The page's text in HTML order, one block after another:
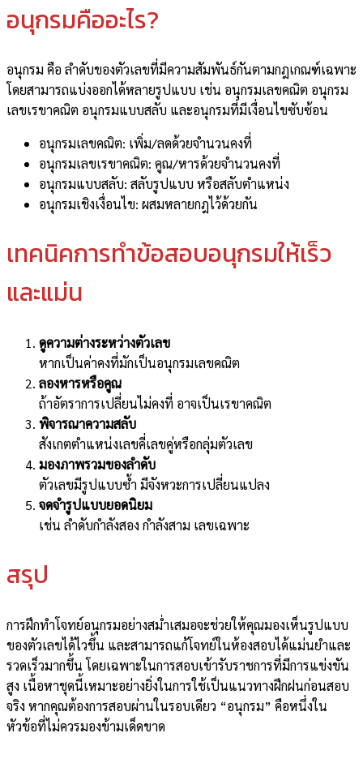
อนุกรมคืออะไร?
อนุกรม คือ ลำดับของตัวเลขที่มีความสัมพันธ์กันตามกฎเกณฑ์เฉพาะ
โดยสามารถแบ่งออกได้หลายรูปแบบ เช่น อนุกรมเลขคณิต อนุกรม
เลขเรขาคณิต อนุกรมแบบสลับ และอนุกรมที่มีเงื่อนไขซับซ้อน
อนุกรมเลขคณิต: เพิ่ม/ลดด้วยจำนวนคงที่
อนุกรมเลขเรขาคณิต: คูณ/หารด้วยจำนวนคงที่
อนุกรมแบบสลับ: สลับรูปแบบ หรือสลับตำแหน่ง
อนุกรมเชิงเงื่อนไข: ผสมหลายกฎไว้ด้วยกัน
เทคนิคการทำข้อสอบอนุกรมให้เร็ว
และแม่น
ดูความต่างระหว่างตัวเลข
หากเป็นค่าคงที่มักเป็นอนุกรมเลขคณิต
ลองหารหรือคูณ
ถ้าอัตราการเปลี่ยนไม่คงที่ อาจเป็นเรขาคณิต
พิจารณาความสลับ
สังเกตตำแหน่งเลขคี่เลขคู่หรือกลุ่มตัวเลข
มองภาพรวมของลำดับ
ตัวเลขมีรูปแบบซ้ำ มีจังหวะการเปลี่ยนแปลง
จดจํารูปแบบยอดนิยม
เช่น ลำดับกำลังสอง กำลังสาม เลขเฉพาะ
สรุป
การฝึกทำโจทย์อนุกรมอย่างสม่ำเสมอจะช่วยให้คุณมองเห็นรูปแบบ
ของตัวเลขได้ไวขึ้น และสามารถแก้โจทย์ในห้องสอบได้แม่นยำและ
รวดเร็วมากขึ้น โดยเฉพาะในการสอบเข้ารับราชการที่มีการแข่งขัน
สูง เนื้อหาชุดนี้เหมาะอย่างยิ่งในการใช้เป็นแนวทางฝึกฝนก่อนสอบ
จริง หากคุณต้องการสอบผ่านในรอบเดียว “อนุกรม” คือหนึ่งใน
หัวข้อที่ไม่ควรมองข้ามเด็ดขาด